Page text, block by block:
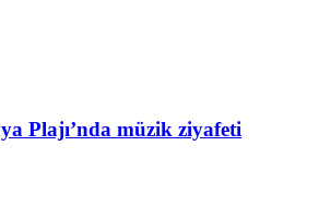
Plajı’nda müzik ziyafeti